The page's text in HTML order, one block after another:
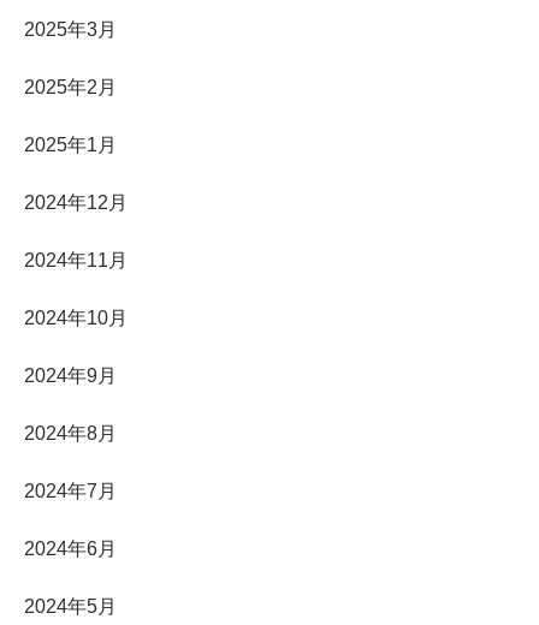
2025年3月
2025年2月
2025年1月
2024年12月
2024年11月
2024年10月
2024年9月
2024年8月
2024年7月
2024年6月
2024年5月